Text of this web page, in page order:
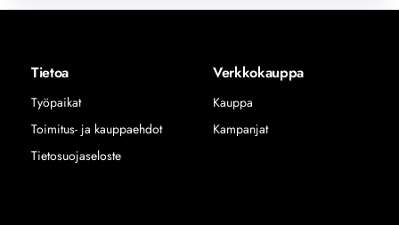
Tietoa
Työpaikat
Toimitus- ja kauppaehdot
Tietosuojaseloste
Verkkokauppa
Kauppa
Kampanjat